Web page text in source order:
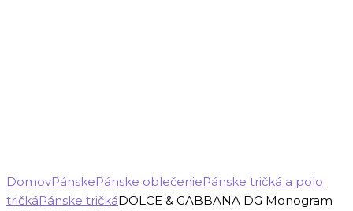
DomovPánskePánske oblečeniePánske tričká a polo
tričkáPánske tričkáDOLCE & GABBANA DG Monogram